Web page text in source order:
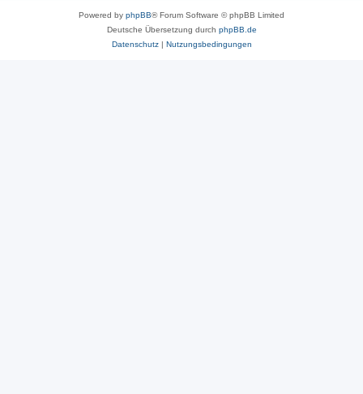
Powered by phpBB® Forum Software © phpBB Limited
Deutsche Übersetzung durch phpBB.de
Datenschutz| Nutzungsbedingungen